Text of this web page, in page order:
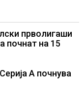
прволигаши
почнат на 15
А почнува